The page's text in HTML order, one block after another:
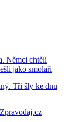
Němci chtěli
jako smolaři
Tři šly ke dnu